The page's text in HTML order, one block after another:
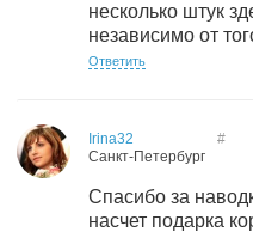
несколько штук
независимо от
Ответить
Irina32
Санкт-Петербург
#
Спасибо за
насчет подарка